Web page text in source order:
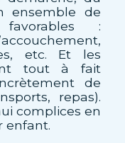
ensemble de
favorables :
etc. Et les
tout à fait
de
repas).
complices en
enfant.